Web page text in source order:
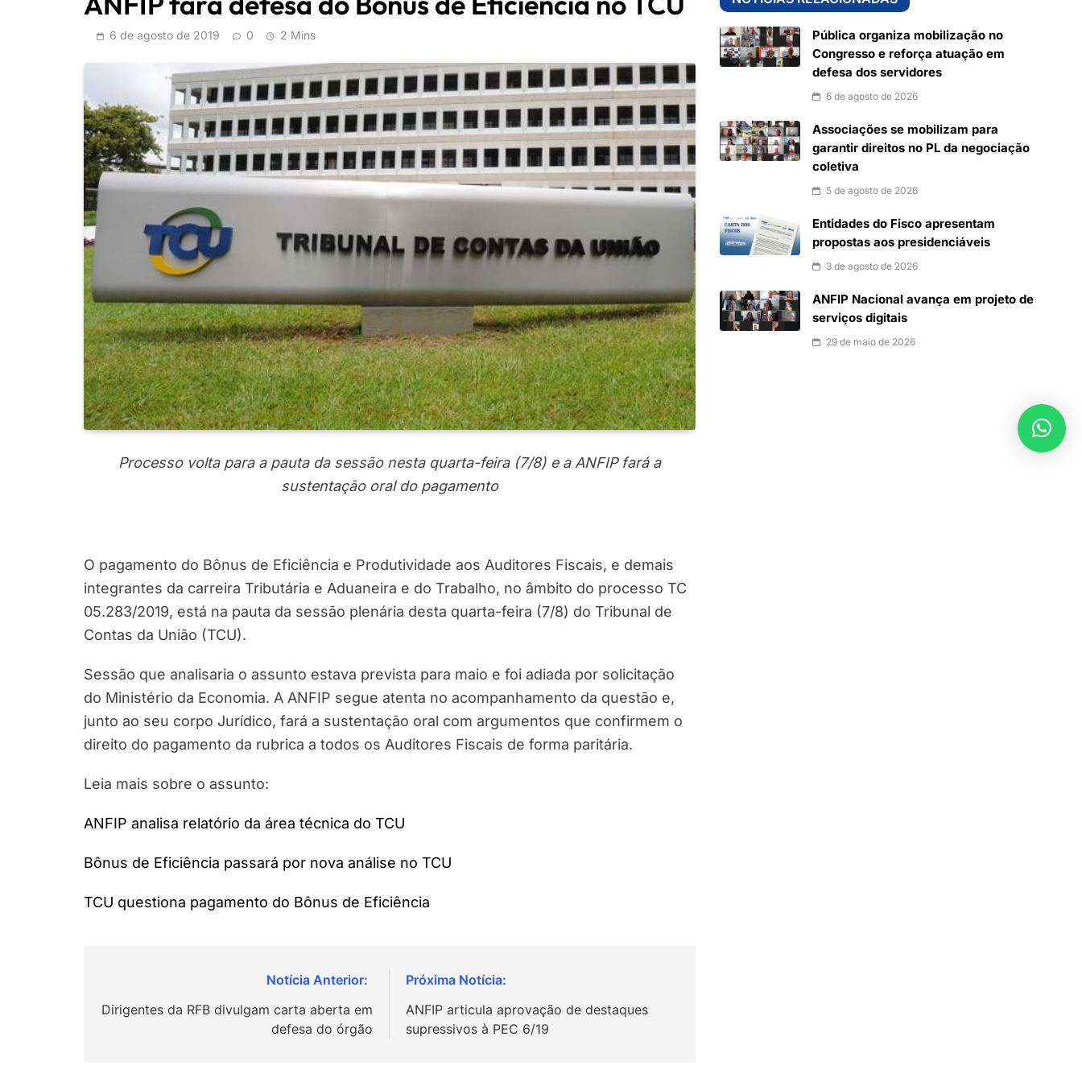
6 de agosto de 2019 0 2 Mins
Processo volta para a pauta da sessão nesta quarta-feira (7/8) e a ANFIP fará a
sustentação oral do pagamento
O pagamento do Bônus de Eficiência e Produtividade aos Auditores Fiscais, e demais
integrantes da carreira Tributária e Aduaneira e do Trabalho, no âmbito do processo TC
05.283/2019, está na pauta da sessão plenária desta quarta-feira (7/8) do Tribunal de
Contas da União (TCU).
Sessão que analisaria o assunto estava prevista para maio e foi adiada por solicitação
do Ministério da Economia. A ANFIP segue atenta no acompanhamento da questão e,
junto ao seu corpo Jurídico, fará a sustentação oral com argumentos que confirmem o
direito do pagamento da rubrica a todos os Auditores Fiscais de forma paritária.
Leia mais sobre o assunto:
ANFIP analisa relatório da área técnica do TCU
Bônus de Eficiência passará por nova análise no TCU
TCU questiona pagamento do Bônus de Eficiência
de
Dirigentes da RFB divulgam carta aberta em
defesa do órgão
ANFIP articula aprovação de destaques
supressivos à PEC 6/19
Pública organiza mobilização no
Congresso e reforça atuação em
defesa dos servidores
6 de agosto de 2026
Associações se mobilizam para
garantir direitos no PL da negociação
coletiva
5 de agosto de 2026
Entidades do Fisco apresentam
propostas aos presidenciáveis
3 de agosto de 2026
ANFIP Nacional avança em projeto de
serviços digitais
29 de maio de 2026